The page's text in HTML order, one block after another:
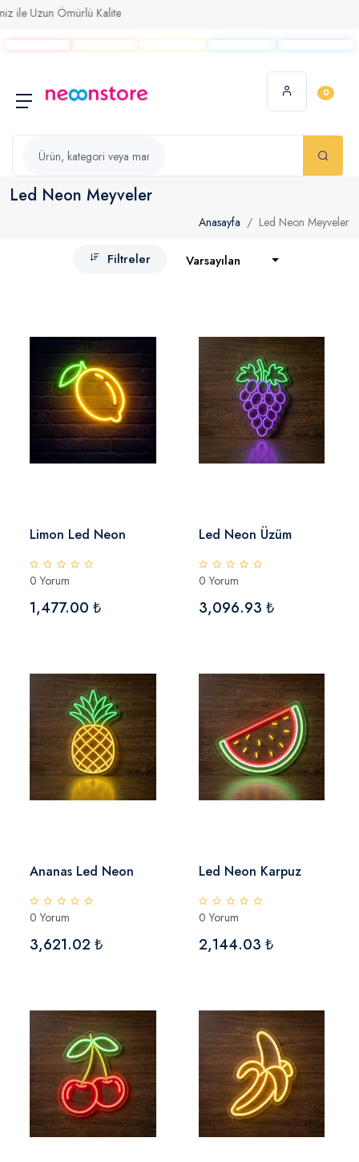
Ömürlü Kalite
0
Led Neon Meyveler
Anasayfa Led Neon Meyveler
Filtreler Varsayılan
Limon Led Neon
0 Yorum
1,477.00 ₺
Led Neon Üzüm
0 Yorum
3,096.93 ₺
Ananas Led Neon
0 Yorum
3,621.02 ₺
Led Neon Karpuz
0 Yorum
2,144.03 ₺